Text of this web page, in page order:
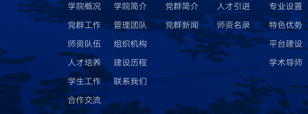
学院概况
党群工作
师资队伍
人才培养
学生工作
合作交流
学院简介
管理团队
组织机构
建设历程
联系我们
党群简介
党群新闻
人才引进
师资名录
专业设置
特色优势
平台建设
学术导师